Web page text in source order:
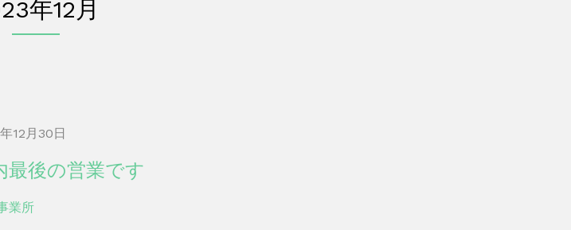
年12月
12月30日
最後の営業です
業所